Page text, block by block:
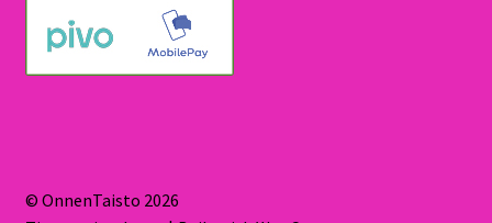
© OnnenTaisto 2026